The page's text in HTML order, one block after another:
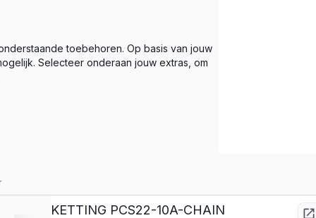
toebehoren. Op basis van jouw
Selecteer onderaan jouw extras, om
KETTING PCS22-10A-CHAIN